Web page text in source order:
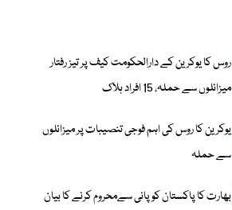
روس کا یوکرین کے دارالحکومت کیف پر تیز رفتار
میزائلوں سے حملہ، 15 افراد ہلاک
یوکرین کا روس کی اہم فوجی تنصیبات پر میزائلوں
سے حملہ
بھارت کا پاکستان کو پانی سےمحروم کرنے کا بیان